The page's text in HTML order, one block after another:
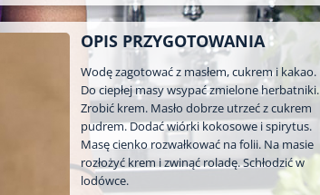
OPIS PRZYGOTOWANIA
Wodę zagotować z masłem, cukrem i kakao.
Do ciepłej masy wsypać zmielone herbatniki.
Zrobić krem. Masło dobrze utrzeć z cukrem
pudrem. Dodać wiórki kokosowe i spirytus.
Masę cienko rozwałkować na folii. Na masie
rozłożyć krem i zwinąć roladę. Schłodzić w
lodówce.